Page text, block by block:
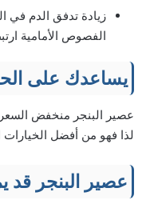
زيادة تدفق الدم في
الفصوص الأمامية
يساعدك على
عصير البنجر منخفض
لذا فهو من أفضل الخيارات
عصير البنجر قد